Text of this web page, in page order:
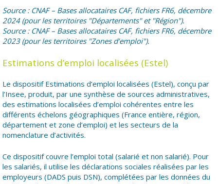
Source : CNAF – Bases allocataires CAF, fichiers FR6, décembre
2024 (pour les territoires "Départements" et "Région").
Source : CNAF – Bases allocataires CAF, fichiers FR6, décembre
2023 (pour les territoires "Zones d’emploi").
Estimations d’emploi localisées (Estel)
Le dispositif Estimations d’emploi localisées (Estel), conçu par
l’Insee, produit, par une synthèse de sources administratives,
des estimations localisées d’emploi cohérentes entre les
différents échelons géographiques (France entière, région,
département et zone d’emploi) et les secteurs de la
nomenclature d’activités.
Ce dispositif couvre l’emploi total (salarié et non salarié). Pour
les salariés, il utilise les déclarations sociales réalisées par les
employeurs (DADS puis DSN), complétées par les données du